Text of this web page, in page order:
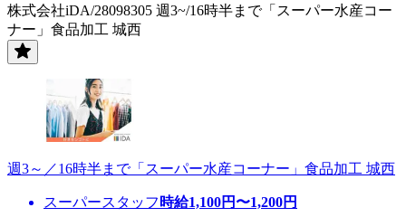
株式会社iDA/28098305 週3~/16時半まで「スーパー水産コー
ナー」食品加工 城西
週3～／16時半まで「スーパー水産コーナー」食品加工 城西
スーパースタッフ 時給1,100円〜1,200円